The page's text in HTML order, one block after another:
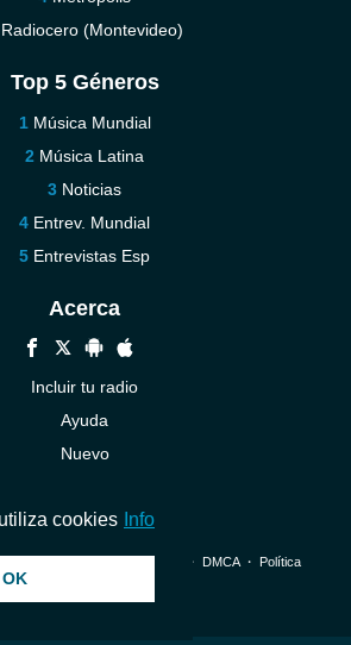
Radiocero (Montevideo)
Top 5 Géneros
Música Mundial
Música Latina
Noticias
Entrev. Mundial
Entrevistas Esp
Acerca
Incluir tu radio
Ayuda
Nuevo
todos los derechos. ・ DMCA・ Política
cookies Info
OK